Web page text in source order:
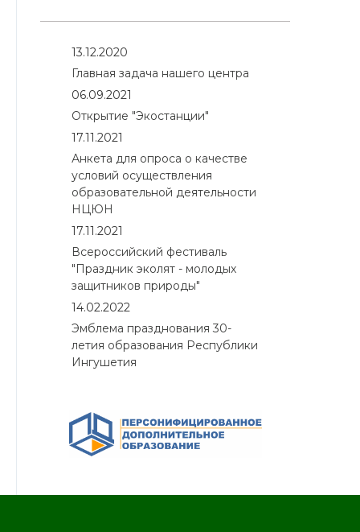
13.12.2020
Главная задача нашего центра
06.09.2021
Открытие "Экостанции"
17.11.2021
Анкета для опроса о качестве
условий осуществления
образовательной деятельности
НЦЮН
17.11.2021
Всероссийский фестиваль
"Праздник эколят - молодых
защитников природы"
14.02.2022
Эмблема празднования 30-
летия образования Республики
Ингушетия